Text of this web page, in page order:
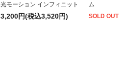
光モーション インフィニット
3,200円(税込3,520円)
ム
SOLD OUT